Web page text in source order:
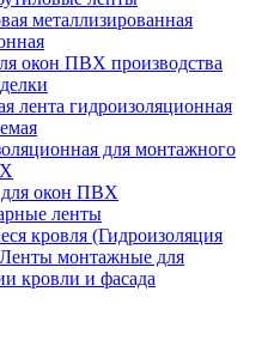
металлизированная
окон ПВХ производства
лента гидроизоляционная
для монтажного
окон ПВХ
ленты
кровля (Гидроизоляция
Ленты монтажные для
кровли и фасада